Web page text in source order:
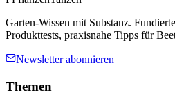
Garten-Wissen mit Substanz.
Produkttests, praxisnahe Tipps für
Newsletter abonnieren
Themen